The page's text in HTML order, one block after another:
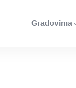
Gradovima